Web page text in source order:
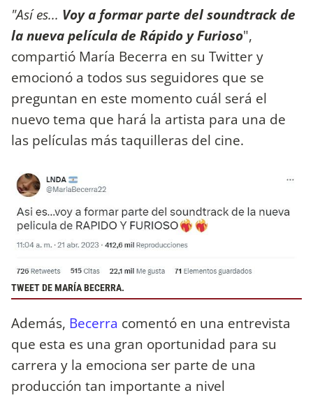
"Así es... Voy a formar parte del soundtrack de
la nueva película de Rápido y Furioso",
compartió María Becerra en su Twitter y
emocionó a todos sus seguidores que se
preguntan en este momento cuál será el
nuevo tema que hará la artista para una de
las películas más taquilleras del cine.
TWEET DE MARÍA BECERRA.
Además, Becerra comentó en una entrevista
que esta es una gran oportunidad para su
carrera y la emociona ser parte de una
producción tan importante a nivel